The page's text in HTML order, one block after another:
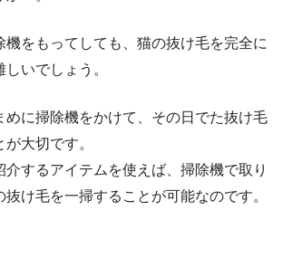
機をもってしても、猫の抜け毛を完全に
いでしょう。
めに掃除機をかけて、その日でた抜け毛
大切です。
介するアイテムを使えば、掃除機で取り
け毛を一掃することが可能なのです。